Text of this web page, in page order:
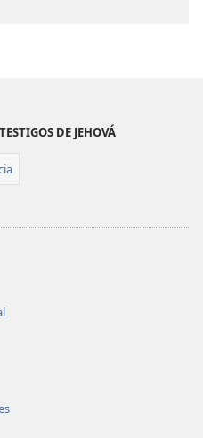
Febrero
de 2019
Febrero
de 2019
DE JEHOVÁ